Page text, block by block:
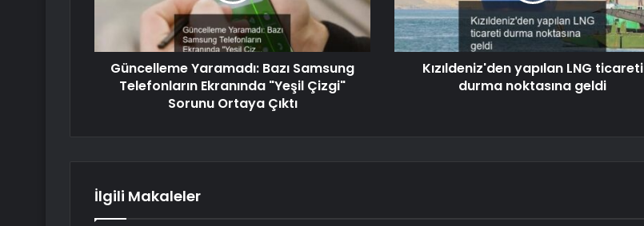
Güncelleme Yaramadı: Bazı Samsung
Telefonların Ekranında "Yeşil Çizgi"
Sorunu Ortaya Çıktı
Kızıldeniz'den yapılan LNG ticareti
durma noktasına geldi
İlgili Makaleler